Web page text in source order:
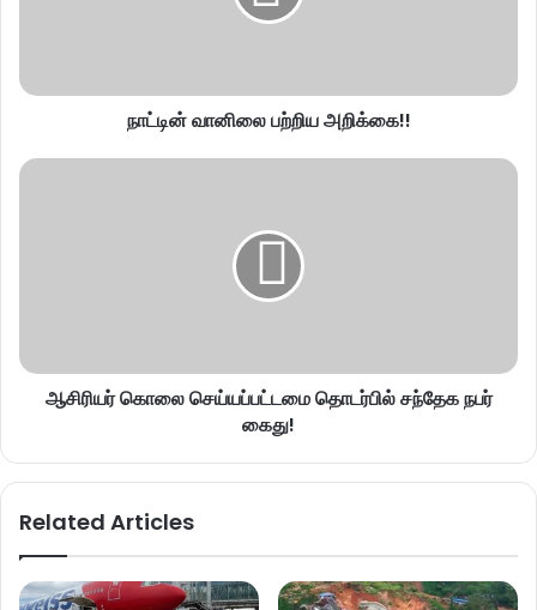
நாட்டின் வானிலை பற்றிய அறிக்கை!!
ஆசிரியர் கொலை செய்யப்பட்டமை தொடர்பில் சந்தேக நபர்
கைது!
Related Articles